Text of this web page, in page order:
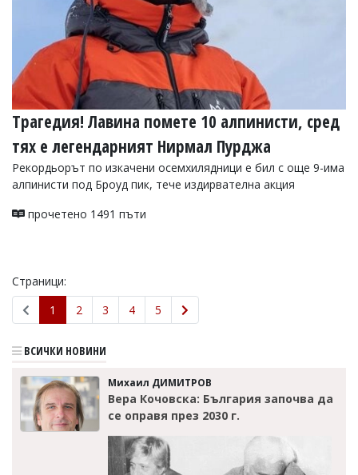
Трагедия! Лавина помете 10 алпинисти, сред
тях е легендарният Нирмал Пурджа
Рекордьорът по изкачени осемхилядници е бил с още 9-има
алпинисти под Броуд пик, тече издирвателна акция
прочетено 1491 пъти
Страници:
1
2 3 4 5
ВСИЧКИ НОВИНИ
Михаил ДИМИТРОВ
Вера Кочовска: България започва да
се оправя през 2030 г.